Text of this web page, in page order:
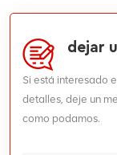
dejar
Si está interesado
detalles, deje un
como podamos.